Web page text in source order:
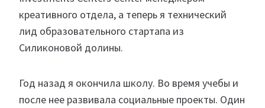
креативного отдела, а теперь я технический
лид образовательного стартапа из
Силиконовой долины.
Год назад я окончила школу. Во время учебы и
после нее развивала социальные проекты. Один